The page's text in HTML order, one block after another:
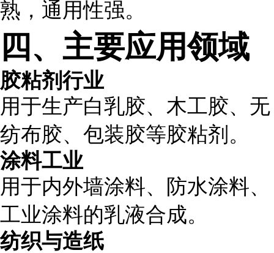
熟，通用性强。
四、主要应用领域
胶粘剂行业
用于生产白乳胶、木工胶、无
纺布胶、包装胶等胶粘剂。
涂料工业
用于内外墙涂料、防水涂料、
工业涂料的乳液合成。
纺织与造纸